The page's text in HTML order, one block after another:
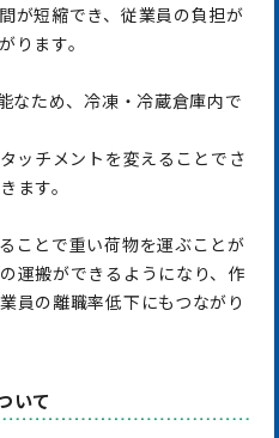
が短縮でき、従業員の負担が
ります。
ため、冷凍・冷蔵倉庫内で
ッチメントを変えることでさ
ます。
ことで重い荷物を運ぶことが
運搬ができるようになり、作
員の離職率低下にもつながり
いて